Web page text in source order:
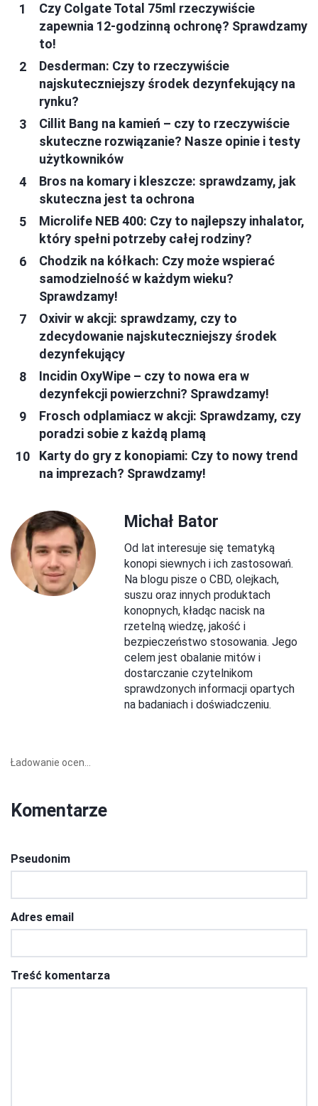
Czy Colgate Total 75ml rzeczywiście
zapewnia 12-godzinną ochronę? Sprawdzamy
to!
Desderman: Czy to rzeczywiście
najskuteczniejszy środek dezynfekujący na
rynku?
Cillit Bang na kamień – czy to rzeczywiście
skuteczne rozwiązanie? Nasze opinie i testy
użytkowników
Bros na komary i kleszcze: sprawdzamy, jak
skuteczna jest ta ochrona
Microlife NEB 400: Czy to najlepszy inhalator,
który spełni potrzeby całej rodziny?
Chodzik na kółkach: Czy może wspierać
samodzielność w każdym wieku?
Sprawdzamy!
Oxivir w akcji: sprawdzamy, czy to
zdecydowanie najskuteczniejszy środek
dezynfekujący
Incidin OxyWipe – czy to nowa era w
dezynfekcji powierzchni? Sprawdzamy!
Frosch odplamiacz w akcji: Sprawdzamy, czy
poradzi sobie z każdą plamą
Karty do gry z konopiami: Czy to nowy trend
na imprezach? Sprawdzamy!
Michał Bator
Od lat interesuje się tematyką
konopi siewnych i ich zastosowań.
Na blogu pisze o CBD, olejkach,
suszu oraz innych produktach
konopnych, kładąc nacisk na
rzetelną wiedzę, jakość i
bezpieczeństwo stosowania. Jego
celem jest obalanie mitów i
dostarczanie czytelnikom
sprawdzonych informacji opartych
na badaniach i doświadczeniu.
Ładowanie ocen...
Komentarze
Pseudonim
Adres email
Treść komentarza